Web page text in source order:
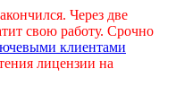
Через две
свою работу. Срочно
клиентами
лицензии на